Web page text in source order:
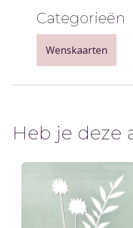
Categorieën
Wenskaarten
Heb je deze